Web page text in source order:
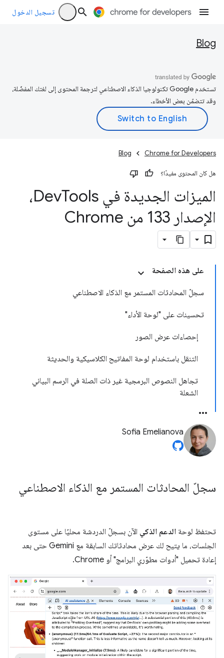
تسجيل الدخول
Blog
تستخدم Google تكنولوجيا الذكاء الاصطناعي لترجمة المحتوى إلى لغتك المفضّلة،
وقد تتضمّن بعض الأخطاء.
Chrome for Developers
Blog
هل كان المحتوى مفيدًا؟
الميزات الجديدة في Dev
Tools،
الإصدار 133 من Chrome
على هذه الصفحة
سجلّ المحادثات المستمر مع الذكاء الاصطناعي
تحسينات على "لوحة الأداء"
إحصاءات عرض الصور
التنقل باستخدام لوحة المفاتيح الكلاسيكية والحديثة
تجاهل النصوص البرمجية غير ذات الصلة في الرسم البياني
الشعلة
Sofia Emelianova
سجلّ المحادثات المستمر مع الذكاء الاصطناعي
تحتفظ لوحة الدعم الذكي الآن بسجلّ الدردشة محليًا على مستوى
الجلسات، ما يتيح لك عرض محادثاتك السابقة مع Gemini حتى بعد
إعادة تحميل "أدوات مطوّري البرامج" أو Chrome.